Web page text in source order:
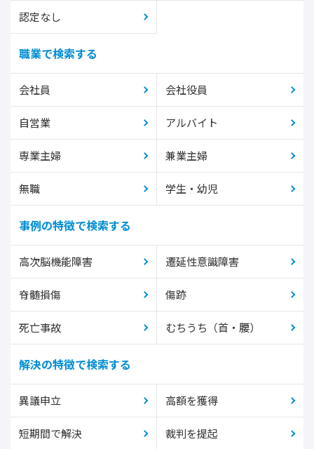
認定なし
職業で検索する
会社員 会社役員
自営業 アルバイト
専業主婦 兼業主婦
無職 学生・幼児
事例の特徴で検索する
高次脳機能障害 遷延性意識障害
脊髄損傷 傷跡
死亡事故 むちうち（首・腰）
解決の特徴で検索する
異議申立 高額を獲得
短期間で解決 裁判を提起